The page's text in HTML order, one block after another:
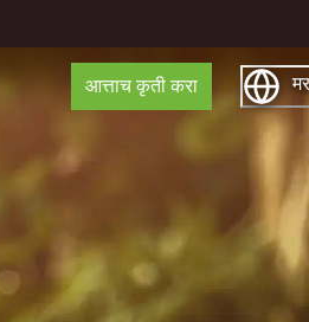
आत्ताच कृती करा